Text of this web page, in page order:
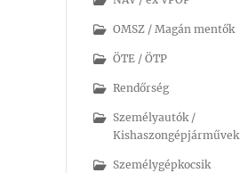
OMSZ / Magán mentők
ÖTE / ÖTP
Rendőrség
Személyautók /
Kishaszongépjárművek
Személygépkocsik